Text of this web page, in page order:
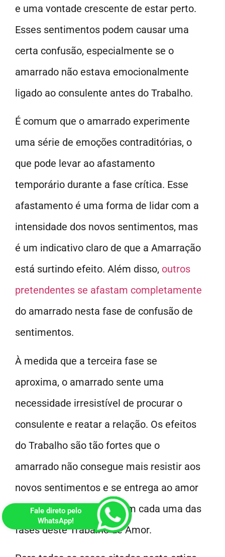
e uma vontade crescente de estar perto.
Esses sentimentos podem causar uma
certa confusão, especialmente se o
amarrado não estava emocionalmente
ligado ao consulente antes do Trabalho.
É comum que o amarrado experimente
uma série de emoções contraditórias, o
que pode levar ao afastamento
temporário durante a fase crítica. Esse
afastamento é uma forma de lidar com a
intensidade dos novos sentimentos, mas
é um indicativo claro de que a Amarração
está surtindo efeito. Além disso, outros
pretendentes se afastam completamente
do amarrado nesta fase de confusão de
sentimentos.
À medida que a terceira fase se
aproxima, o amarrado sente uma
necessidade irresistível de procurar o
consulente e reatar a relação. Os efeitos
do Trabalho são tão fortes que o
amarrado não consegue mais resistir aos
novos sentimentos e se entrega ao amor
despertado aos poucos em cada uma das
fases deste Trabalho de Amor.
Fale direto pelo
WhatsApp!